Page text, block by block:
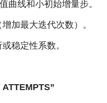
曲线和小初始增量步。
加最大迭代次数）。
稳定性系数。